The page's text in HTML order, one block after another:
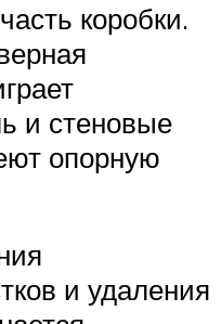
коробки.
и стеновые
опорную
и удаления